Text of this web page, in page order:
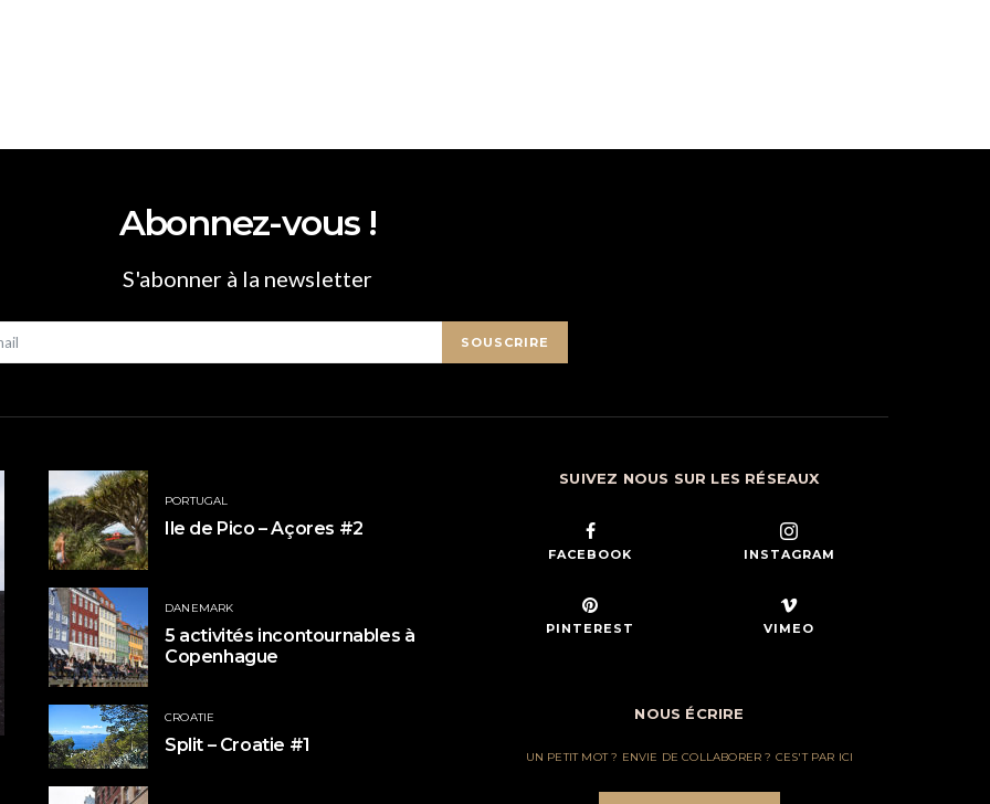
Abonnez-vous !
S'abonner à la newsletter
SOUSCRIRE
PORTUGAL
Ile de Pico – Açores #2
DANEMARK
5 activités incontournables à
Copenhague
CROATIE
Split – Croatie #1
SUIVEZ NOUS SUR LES RÉSEAUX
FACEBOOK INSTAGRAM
PINTEREST VIMEO
NOUS ÉCRIRE
UN PETIT MOT ? ENVIE DE COLLABORER ? CES'T PAR ICI